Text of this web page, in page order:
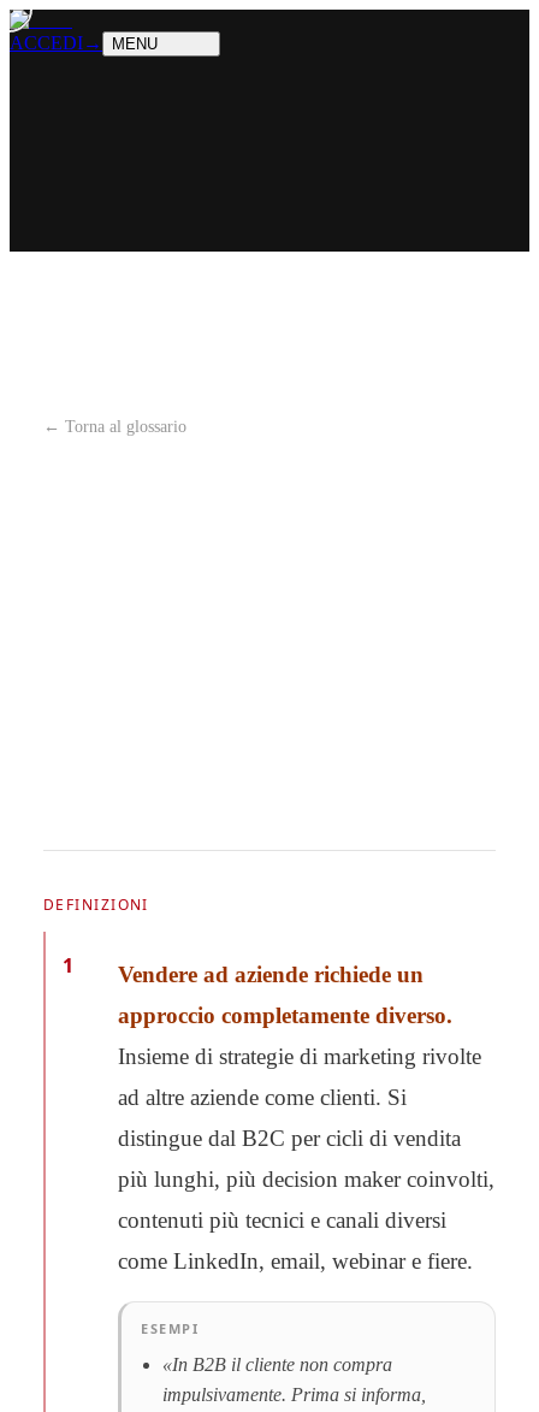
ACCEDI→ MENU
PRODOTTICosa sappiamo fare
SOLUZIONIChi possiamo aiutare
← Torna al glossario
DEFINIZIONI
1
Vendere ad aziende richiede un
approccio completamente diverso.
Insieme di strategie di marketing rivolte
ad altre aziende come clienti. Si
distingue dal B2C per cicli di vendita
più lunghi, più decision maker coinvolti,
contenuti più tecnici e canali diversi
come LinkedIn, email, webinar e fiere.
ESEMPI
«In B2B il cliente non compra
impulsivamente. Prima si informa,